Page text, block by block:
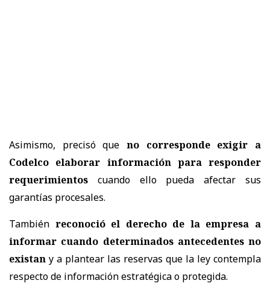
Asimismo, precisó que no corresponde exigir a
Codelco elaborar información para responder
requerimientos cuando ello pueda afectar sus
garantías procesales.
También reconoció el derecho de la empresa a
informar cuando determinados antecedentes no
existan y a plantear las reservas que la ley contempla
respecto de información estratégica o protegida.